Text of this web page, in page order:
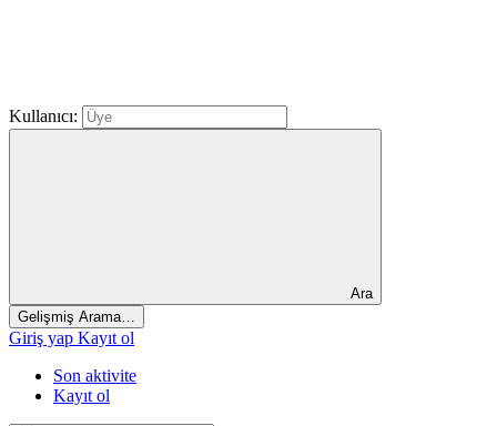
Kullanıcı:
Ara
Gelişmiş Arama…
Giriş yap Kayıt ol
Son aktivite
Kayıt ol